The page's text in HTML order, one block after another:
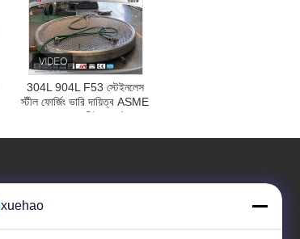
304L 904L F53 স্টেইনলেস
স্টীল ফোর্জিং ভারি দায়িত্ব ASME
চাপ জাহাজ টিউব প্লেট
xuehao